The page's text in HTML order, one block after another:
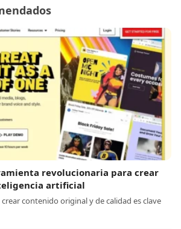
revolucionaria para crear
artificial
contenido original y de calidad es clave